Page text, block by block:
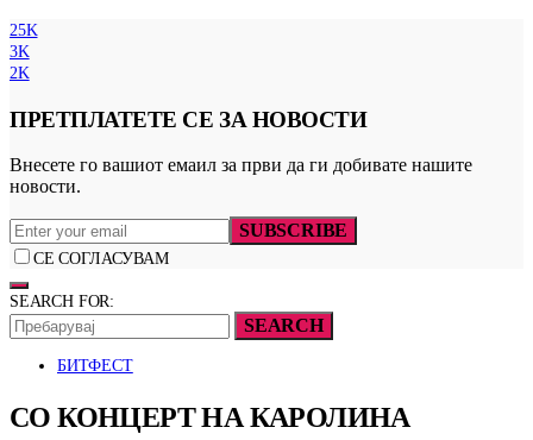
25K
3K
2K
ПРЕТПЛАТЕТЕ СЕ ЗА НОВОСТИ
Внесете го вашиот емаил за први да ги добивате нашите
новости.
SUBSCRIBE
СЕ СОГЛАСУВАМ
SEARCH FOR:
SEARCH
БИТФЕСТ
СО КОНЦЕРТ НА КАРОЛИНА